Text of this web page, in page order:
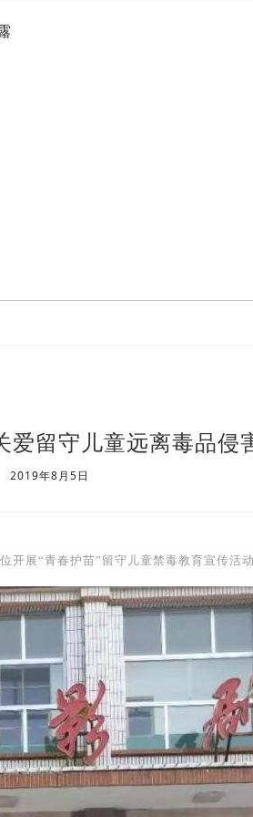
爱留守儿童远离毒品侵
2019年8月5日
开展“青春护苗”留守儿童禁毒教育宣传活